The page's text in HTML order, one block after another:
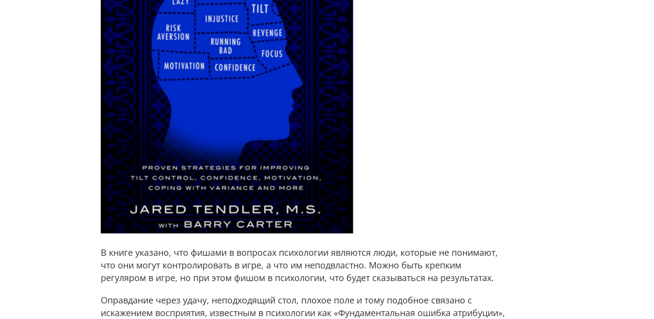
В книге указано, что фишами в вопросах психологии являются люди, которые не понимают,
что они могут контролировать в игре, а что им неподвластно. Можно быть крепким
регуляром в игре, но при этом фишом в психологии, что будет сказываться на результатах.
Оправдание через удачу, неподходящий стол, плохое поле и тому подобное связано с
искажением восприятия, известным в психологии как «Фундаментальная ошибка атрибуции»,